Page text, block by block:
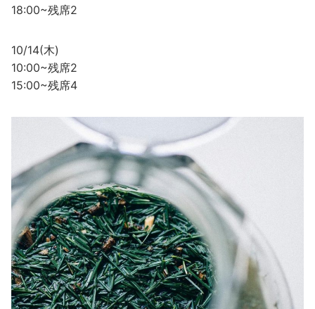
18:00~残席2
10/14(木)
10:00~残席2
15:00~残席4